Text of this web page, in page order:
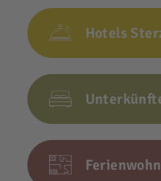
Hotels